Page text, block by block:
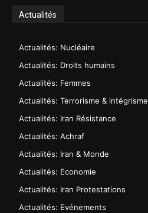
Actualités
Actualités: Nucléaire
Actualités: Droits humains
Actualités: Femmes
Actualités: Terrorisme & intégrisme
Actualités: Iran Résistance
Actualités: Achraf
Actualités: Iran & Monde
Actualités: Economie
Actualités: Iran Protestations
Actualités: Evénements